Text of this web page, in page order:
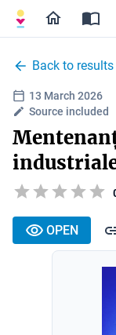
Back to results
13 March 2026
Source included
OPEN